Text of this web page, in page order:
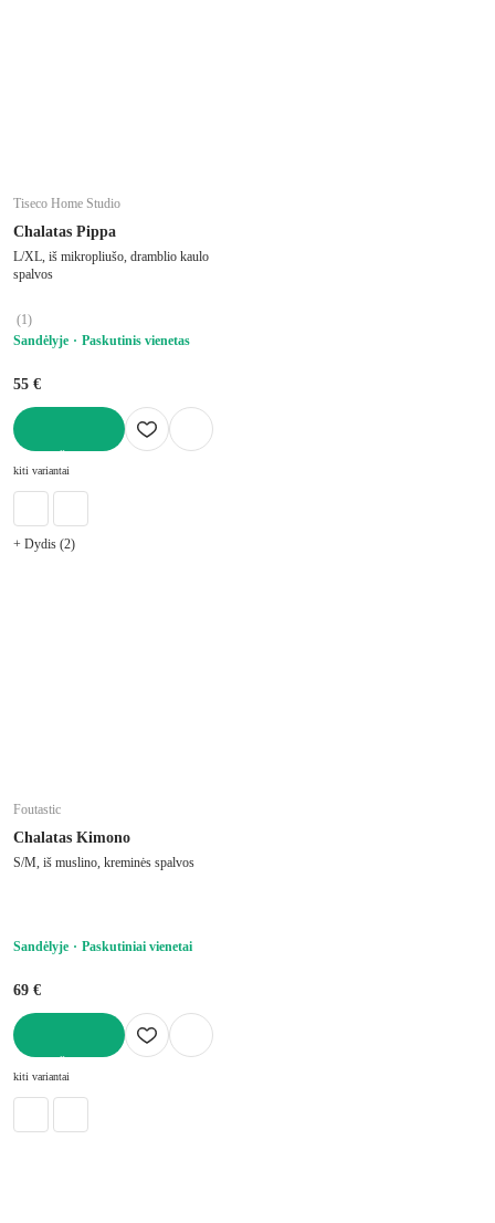
Tiseco Home Studio
Chalatas Pippa
L/XL, iš mikropliušo, dramblio kaulo
spalvos
(1)
Sandėlyje
Paskutinis vienetas
55 €
kiti variantai
+ Dydis (2)
Foutastic
Chalatas Kimono
S/M, iš muslino, kreminės spalvos
Sandėlyje Paskutiniai vienetai
69 €
kiti variantai